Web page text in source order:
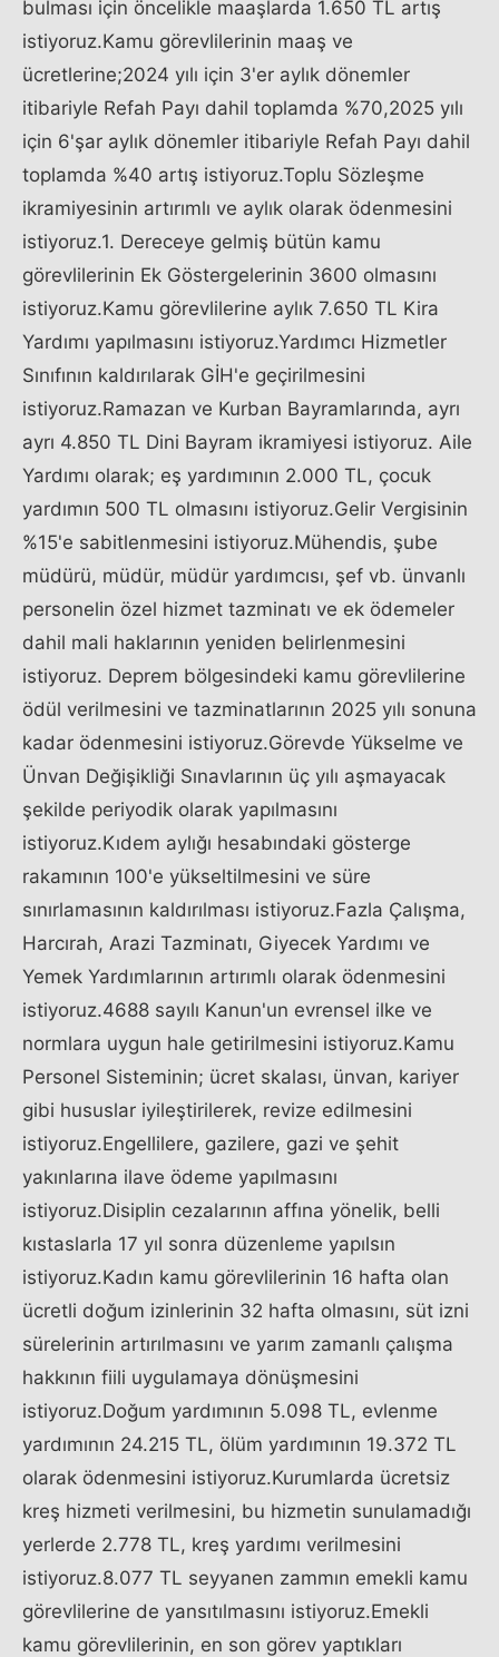
bulması için öncelikle maaşlarda 1.650 TL artış
istiyoruz.Kamu görevlilerinin maaş ve
ücretlerine;2024 yılı için 3'er aylık dönemler
itibariyle Refah Payı dahil toplamda %70,2025 yılı
için 6'şar aylık dönemler itibariyle Refah Payı dahil
toplamda %40 artış istiyoruz.Toplu Sözleşme
ikramiyesinin artırımlı ve aylık olarak ödenmesini
istiyoruz.1. Dereceye gelmiş bütün kamu
görevlilerinin Ek Göstergelerinin 3600 olmasını
istiyoruz.Kamu görevlilerine aylık 7.650 TL Kira
Yardımı yapılmasını istiyoruz.Yardımcı Hizmetler
Sınıfının kaldırılarak GİH'e geçirilmesini
istiyoruz.Ramazan ve Kurban Bayramlarında, ayrı
ayrı 4.850 TL Dini Bayram ikramiyesi istiyoruz. Aile
Yardımı olarak; eş yardımının 2.000 TL, çocuk
yardımın 500 TL olmasını istiyoruz.Gelir Vergisinin
%15'e sabitlenmesini istiyoruz.Mühendis, şube
müdürü, müdür, müdür yardımcısı, şef vb. ünvanlı
personelin özel hizmet tazminatı ve ek ödemeler
dahil mali haklarının yeniden belirlenmesini
istiyoruz. Deprem bölgesindeki kamu görevlilerine
ödül verilmesini ve tazminatlarının 2025 yılı sonuna
kadar ödenmesini istiyoruz.Görevde Yükselme ve
Ünvan Değişikliği Sınavlarının üç yılı aşmayacak
şekilde periyodik olarak yapılmasını
istiyoruz.Kıdem aylığı hesabındaki gösterge
rakamının 100'e yükseltilmesini ve süre
sınırlamasının kaldırılması istiyoruz.Fazla Çalışma,
Harcırah, Arazi Tazminatı, Giyecek Yardımı ve
Yemek Yardımlarının artırımlı olarak ödenmesini
istiyoruz.4688 sayılı Kanun'un evrensel ilke ve
normlara uygun hale getirilmesini istiyoruz.Kamu
Personel Sisteminin; ücret skalası, ünvan, kariyer
gibi hususlar iyileştirilerek, revize edilmesini
istiyoruz.Engellilere, gazilere, gazi ve şehit
yakınlarına ilave ödeme yapılmasını
istiyoruz.Disiplin cezalarının affına yönelik, belli
kıstaslarla 17 yıl sonra düzenleme yapılsın
istiyoruz.Kadın kamu görevlilerinin 16 hafta olan
ücretli doğum izinlerinin 32 hafta olmasını, süt izni
sürelerinin artırılmasını ve yarım zamanlı çalışma
hakkının fiili uygulamaya dönüşmesini
istiyoruz.Doğum yardımının 5.098 TL, evlenme
yardımının 24.215 TL, ölüm yardımının 19.372 TL
olarak ödenmesini istiyoruz.Kurumlarda ücretsiz
kreş hizmeti verilmesini, bu hizmetin sunulamadığı
yerlerde 2.778 TL, kreş yardımı verilmesini
istiyoruz.8.077 TL seyyanen zammın emekli kamu
görevlilerine de yansıtılmasını istiyoruz.Emekli
kamu görevlilerinin, en son görev yaptıkları